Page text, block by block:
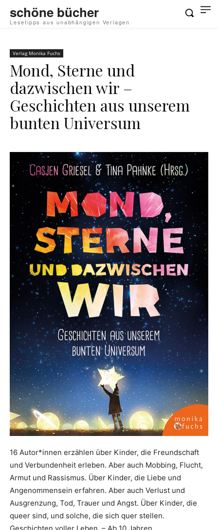
schöne bücher
Lesetipps aus unabhängigen Verlagen
Verlag Monika Fuchs
Mond, Sterne und
dazwischen wir –
Geschichten aus unserem
bunten Universum
16 Autor*innen erzählen über Kinder, die Freundschaft
und Verbundenheit erleben. Aber auch Mobbing, Flucht,
Armut und Rassismus. Über Kinder, die Liebe und
Angenommensein erfahren. Aber auch Verlust und
Ausgrenzung, Tod, Trauer und Angst. Über Kinder, die
queer sind, und solche, die sich quer stellen.